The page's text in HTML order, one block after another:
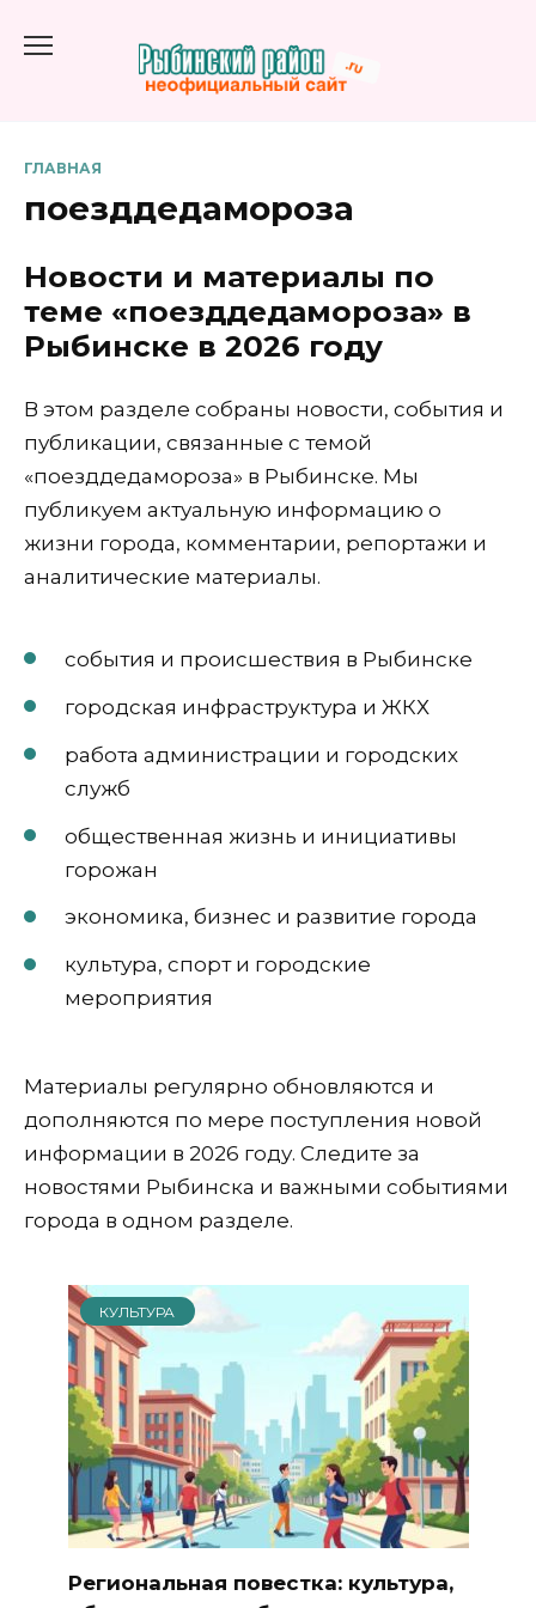
содержанию
ГЛАВНАЯ
поезддедамороза
Новости и материалы по
теме «поезддедамороза» в
Рыбинске в 2026 году
В этом разделе собраны новости, события и
публикации, связанные с темой
«поезддедамороза» в Рыбинске. Мы
публикуем актуальную информацию о
жизни города, комментарии, репортажи и
аналитические материалы.
события и происшествия в Рыбинске
городская инфраструктура и ЖКХ
работа администрации и городских
служб
общественная жизнь и инициативы
горожан
экономика, бизнес и развитие города
культура, спорт и городские
мероприятия
Материалы регулярно обновляются и
дополняются по мере поступления новой
информации в 2026 году. Следите за
новостями Рыбинска и важными событиями
города в одном разделе.
КУЛЬТУРА
Региональная повестка: культура,